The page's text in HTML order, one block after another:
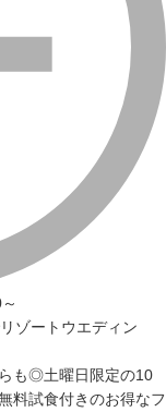
ゾートウエディン
も◎土曜日限定の10
料試食付きのお得なフ